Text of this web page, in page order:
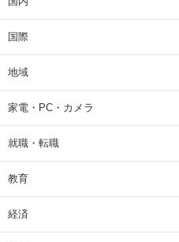
国際
地域
家電・PC・カメラ
就職・転職
教育
経済